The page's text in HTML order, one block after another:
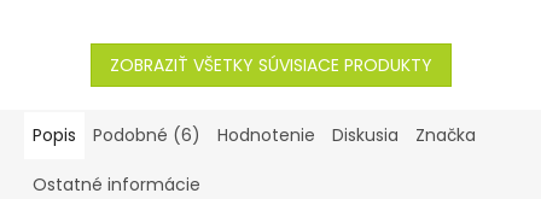
ZOBRAZIŤ VŠETKY SÚVISIACE PRODUKTY
Popis Podobné (6) Hodnotenie Diskusia Značka
Ostatné informácie